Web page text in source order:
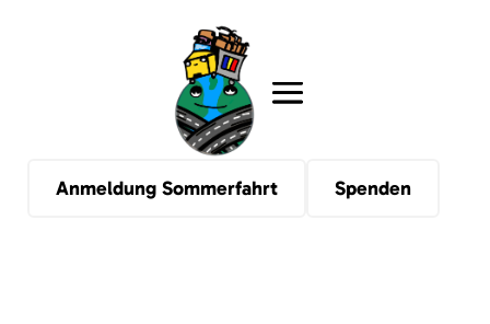
Anmeldung Sommerfahrt Spenden